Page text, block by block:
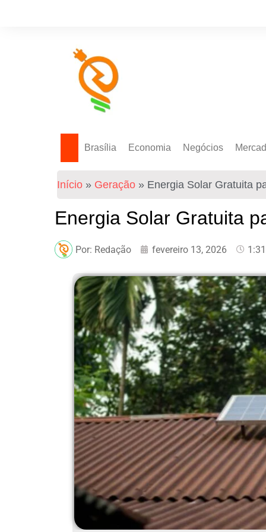
Brasília Economia
Tecnologia
Negócios
Empresas
Investimentos
Início » Geração » Energia Solar Gratuita
Energia Solar Gratuita
Por: Redação fevereiro 13, 2026